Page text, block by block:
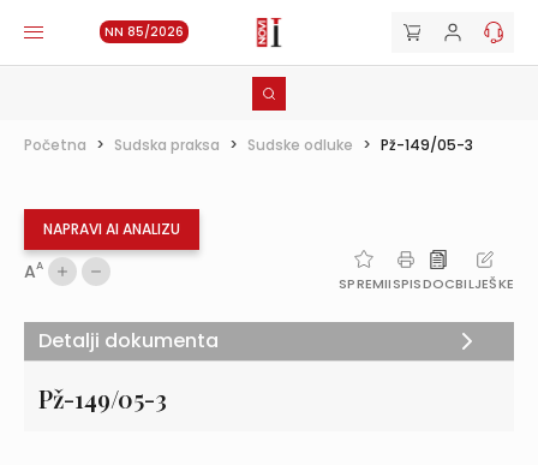
NN 85/2026
Početna > Sudska praksa > Sudske odluke > Pž-149/05-3
NAPRAVI AI ANALIZU
AA
SPREMIISPISDOCBILJEŠKE
Pž-149/05-3
Detalji dokumenta